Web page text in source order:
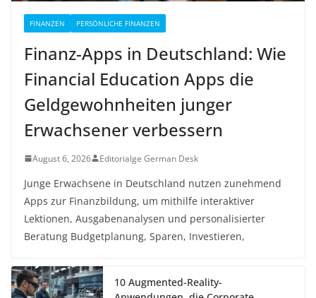
FINANZEN PERSÖNLICHE FINANZEN
Finanz-Apps in Deutschland: Wie
Financial Education Apps die
Geldgewohnheiten junger
Erwachsener verbessern
August 6, 2026 Editorialge German Desk
Junge Erwachsene in Deutschland nutzen zunehmend
Apps zur Finanzbildung, um mithilfe interaktiver
Lektionen, Ausgabenanalysen und personalisierter
Beratung Budgetplanung, Sparen, Investieren,
10 Augmented-Reality-